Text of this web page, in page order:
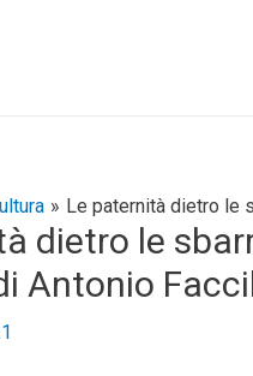
Le paternità dietro le
dietro le
Antonio